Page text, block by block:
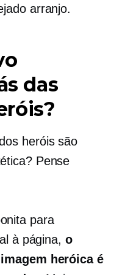
arranjo.
das
heróis são
Pense
para
à página, o
heróica é